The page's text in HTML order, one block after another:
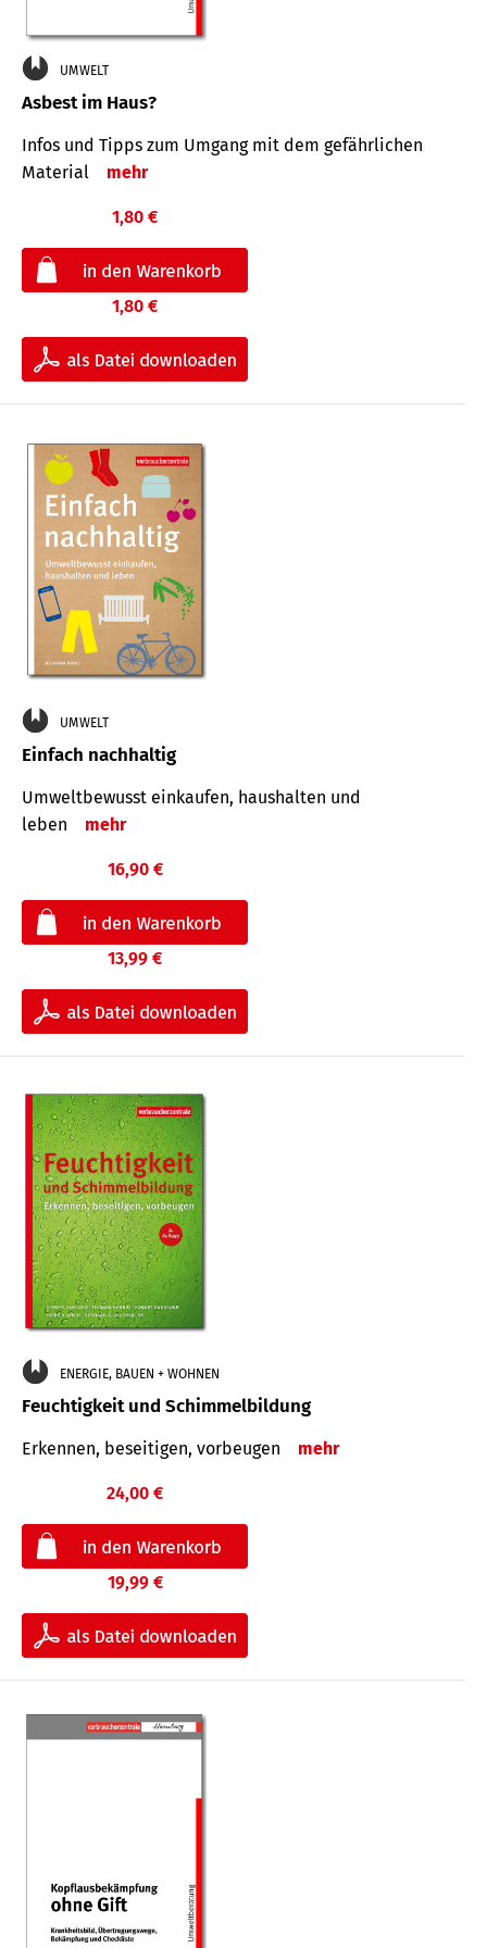
UMWELT
Asbest im Haus?
Infos und Tipps zum Um­gang mit dem ge­fähr­lichen
Mate­rial
mehr
1,80 €
1,80 €
UMWELT
Einfach nachhaltig
Umweltbewusst einkaufen, haushalten und
leben
mehr
16,90 €
13,99 €
ENERGIE, BAUEN + WOHNEN
Feuchtigkeit und Schimmelbildung
Erkennen, beseitigen, vorbeugen mehr
24,00 €
19,99 €